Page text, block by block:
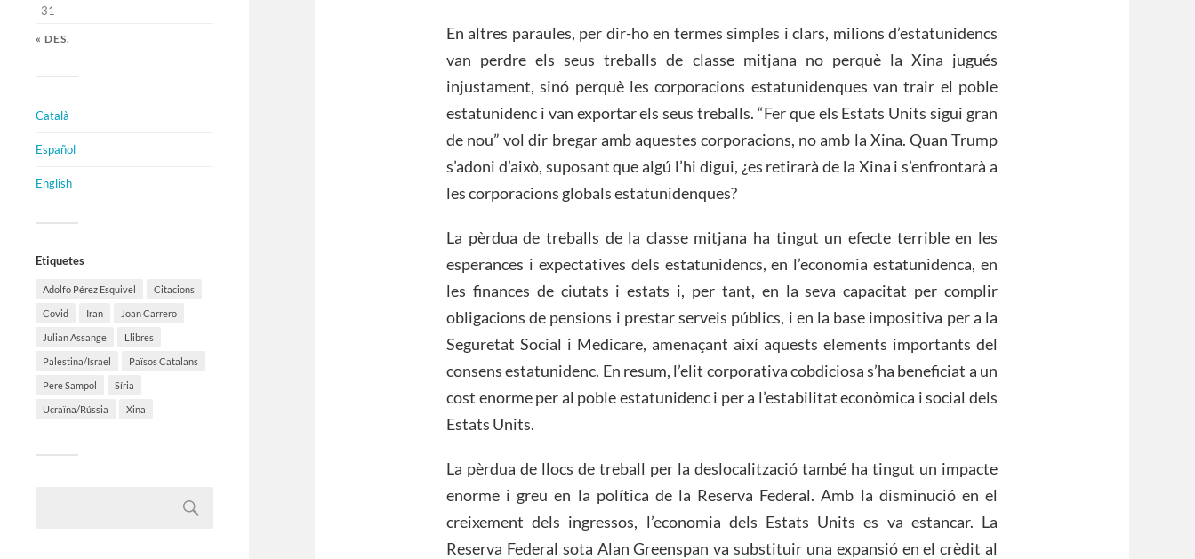
31
« DES.
Català
Español
English
Etiquetes
Adolfo Pérez Esquivel Citacions
Covid Iran Joan Carrero
Julian Assange Llibres
Palestina/Israel Països Catalans
Pere Sampol Síria
Ucraïna/Rússia Xina
En altres paraules, per dir-ho en termes simples i clars, milions d’estatunidencs
van perdre els seus treballs de classe mitjana no perquè la Xina jugués
injustament, sinó perquè les corporacions estatunidenques van trair el poble
estatunidenc i van exportar els seus treballs. “Fer que els Estats Units sigui gran
de nou” vol dir bregar amb aquestes corporacions, no amb la Xina. Quan Trump
s’adoni d’això, suposant que algú l’hi digui, ¿es retirarà de la Xina i s’enfrontarà a
les corporacions globals estatunidenques?
La pèrdua de treballs de la classe mitjana ha tingut un efecte terrible en les
esperances i expectatives dels estatunidencs, en l’economia estatunidenca, en
les finances de ciutats i estats i, per tant, en la seva capacitat per complir
obligacions de pensions i prestar serveis públics, i en la base impositiva per a la
Seguretat Social i Medicare, amenaçant així aquests elements importants del
consens estatunidenc. En resum, l’elit corporativa cobdiciosa s’ha beneficiat a un
cost enorme per al poble estatunidenc i per a l’estabilitat econòmica i social dels
Estats Units.
La pèrdua de llocs de treball per la deslocalització també ha tingut un impacte
enorme i greu en la política de la Reserva Federal. Amb la disminució en el
creixement dels ingressos, l’economia dels Estats Units es va estancar. La
Reserva Federal sota Alan Greenspan va substituir una expansió en el crèdit al